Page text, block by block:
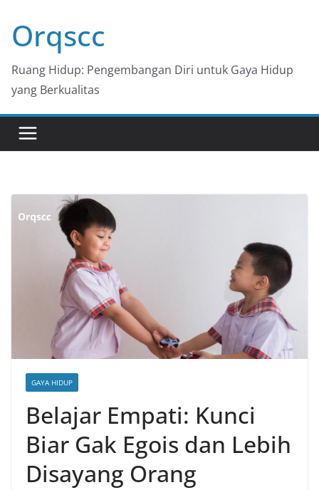
content
Orqscc
Ruang Hidup: Pengembangan Diri untuk Gaya Hidup
yang Berkualitas
GAYA HIDUP
Belajar Empati: Kunci
Biar Gak Egois dan Lebih
Disayang Orang